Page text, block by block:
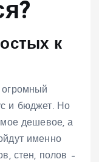
к
огромный
и бюджет. Но
дешевое, а
именно
стен, полов –